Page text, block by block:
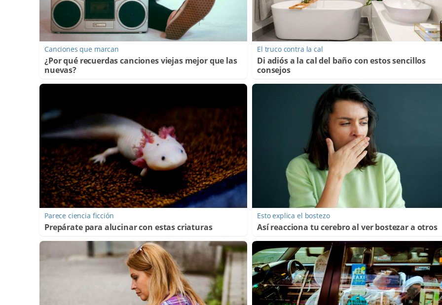
Canciones que marcan
¿Por qué recuerdas canciones viejas mejor que las
nuevas?
El truco contra la cal
Di adiós a la cal del baño con estos sencillos
consejos
Parece ciencia ficción
Prepárate para alucinar con estas criaturas
Esto explica el bostezo
Así reacciona tu cerebro al ver bostezar a otros